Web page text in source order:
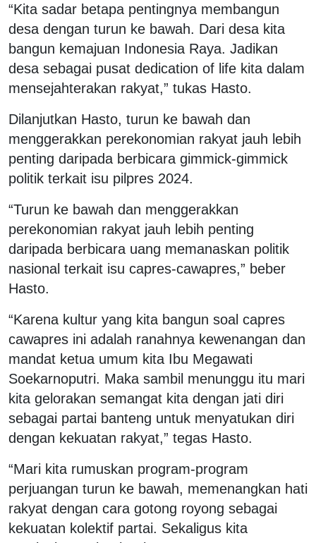
“Kita sadar betapa pentingnya membangun
desa dengan turun ke bawah. Dari desa kita
bangun kemajuan Indonesia Raya. Jadikan
desa sebagai pusat dedication of life kita dalam
mensejahterakan rakyat,” tukas Hasto.
Dilanjutkan Hasto, turun ke bawah dan
menggerakkan perekonomian rakyat jauh lebih
penting daripada berbicara gimmick-gimmick
politik terkait isu pilpres 2024.
“Turun ke bawah dan menggerakkan
perekonomian rakyat jauh lebih penting
daripada berbicara uang memanaskan politik
nasional terkait isu capres-cawapres,” beber
Hasto.
“Karena kultur yang kita bangun soal capres
cawapres ini adalah ranahnya kewenangan dan
mandat ketua umum kita Ibu Megawati
Soekarnoputri. Maka sambil menunggu itu mari
kita gelorakan semangat kita dengan jati diri
sebagai partai banteng untuk menyatukan diri
dengan kekuatan rakyat,” tegas Hasto.
“Mari kita rumuskan program-program
perjuangan turun ke bawah, memenangkan hati
rakyat dengan cara gotong royong sebagai
kekuatan kolektif partai. Sekaligus kita